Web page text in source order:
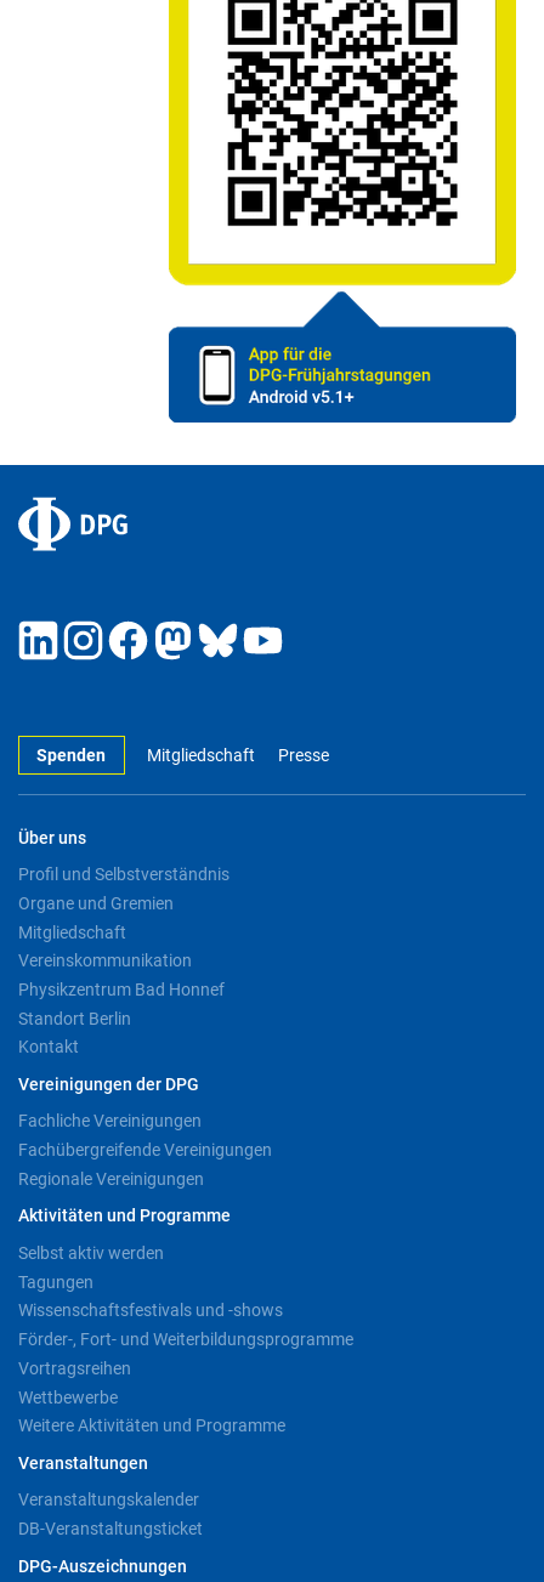
Spenden Mitgliedschaft Presse
Über uns
Profil und Selbstverständnis
Organe und Gremien
Mitgliedschaft
Vereinskommunikation
Physikzentrum Bad Honnef
Standort Berlin
Kontakt
Vereinigungen der DPG
Fachliche Vereinigungen
Fachübergreifende Vereinigungen
Regionale Vereinigungen
Aktivitäten und Programme
Selbst aktiv werden
Tagungen
Wissenschaftsfestivals und -shows
Förder-, Fort- und Weiterbildungsprogramme
Vortragsreihen
Wettbewerbe
Weitere Aktivitäten und Programme
Veranstaltungen
Veranstaltungskalender
DB-Veranstaltungsticket
DPG-Auszeichnungen